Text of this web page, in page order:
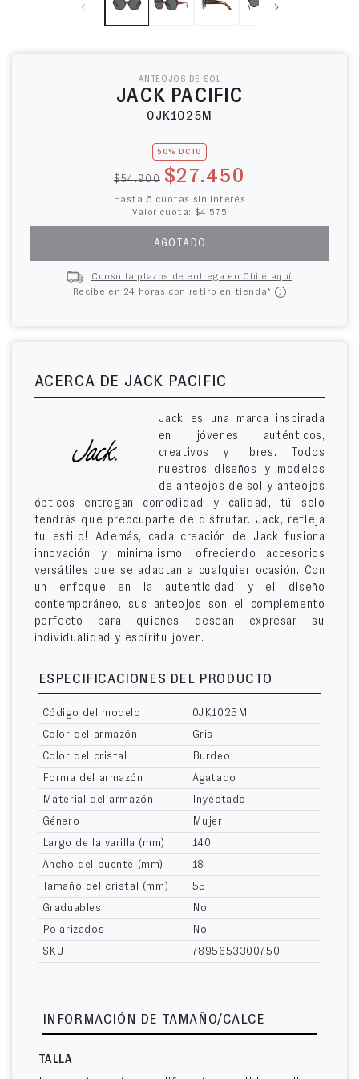
ANTEOJOS DE SOL
JACK PACIFIC
0JK1025M
50% DCTO
Precio habitual
$54.900 $27.450
Hasta 6 cuotas sin interés
Valor cuota: $4.575
AGOTADO
Consulta plazos de entrega en Chile aquí
Recibe en 24 horas con retiro en tienda*
ACERCA DE JACK PACIFIC
Jack es una marca inspirada
en jóvenes auténticos,
creativos y libres. Todos
nuestros diseños y modelos
de anteojos de sol y anteojos
ópticos entregan comodidad y calidad, tú solo
tendrás que preocuparte de disfrutar. Jack, refleja
tu estilo! Además, cada creación de Jack fusiona
innovación y minimalismo, ofreciendo accesorios
versátiles que se adaptan a cualquier ocasión. Con
un enfoque en la autenticidad y el diseño
contemporáneo, sus anteojos son el complemento
perfecto para quienes desean expresar su
individualidad y espíritu joven.
ESPECIFICACIONES DEL PRODUCTO
Código del modelo
0JK1025M
Color del armazón
Gris
Color del cristal
Burdeo
Forma del armazón
Agatado
Material del armazón
Inyectado
Género
Mujer
Largo de la varilla (mm)
140
Ancho del puente (mm)
18
Tamaño del cristal (mm)
55
Graduables
No
Polarizados
No
SKU
7895653300750
INFORMACIÓN DE TAMAÑO/CALCE
TALLA